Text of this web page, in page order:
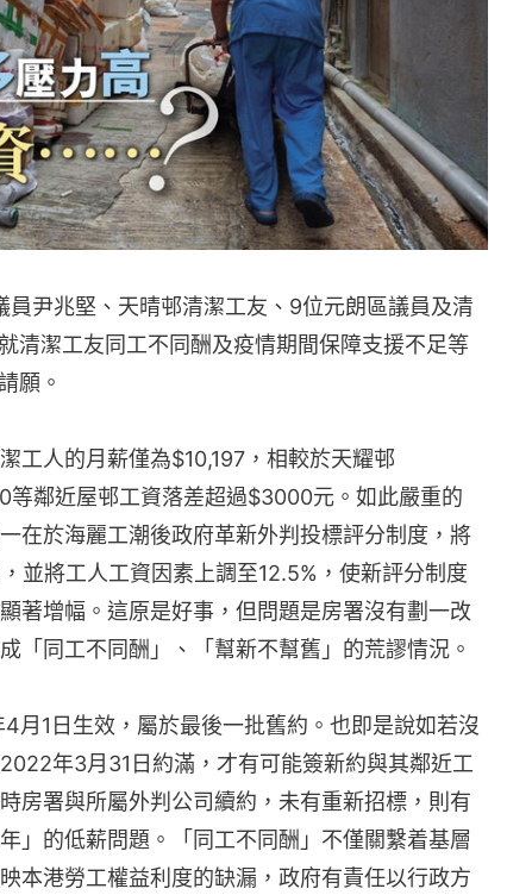
員尹兆堅、天晴邨清潔工友、9位元朗區議員及清
清潔工友同工不同酬及疫情期間保障支援不足等
願。
工人的月薪僅為$10,197，相較於天耀邨
鄰近屋邨工資落差超過$3000元。如此嚴重的
在於海麗工潮後政府革新外判投標評分制度，將
並將工人工資因素上調至12.5%，使新評分制度
著增幅。這原是好事，但問題是房署沒有劃一改
「同工不同酬」、「幫新不幫舊」的荒謬情況。
月1日生效，屬於最後一批舊約。也即是說如若沒
年3月31日約滿，才有可能簽新約與其鄰近工
房署與所屬外判公司續約，未有重新招標，則有
」的低薪問題。「同工不同酬」不僅關繫着基層
本港勞工權益利度的缺漏，政府有責任以行政方